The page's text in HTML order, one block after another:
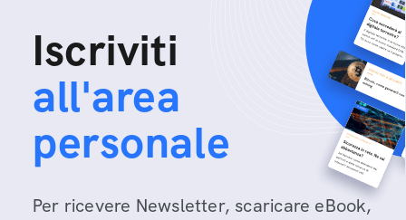
Iscriviti
all'area
personale
Per ricevere Newsletter, scaricare eBook,